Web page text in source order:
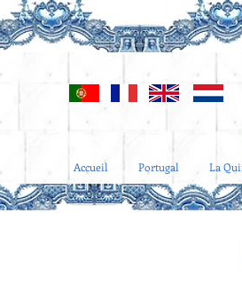
Accueil Portugal La